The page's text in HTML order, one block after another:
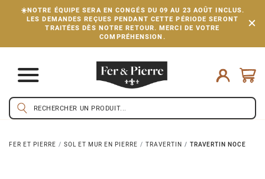
☀️NOTRE ÉQUIPE SERA EN CONGÉS DU 09 AU 23 AOÛT INCLUS.
LES DEMANDES REÇUES PENDANT CETTE PÉRIODE SERONT
TRAITÉES DÈS NOTRE RETOUR. MERCI DE VOTRE
COMPRÉHENSION.
FER ET PIERRE SOL ET MUR EN PIERRE TRAVERTIN TRAVERTIN NOCE